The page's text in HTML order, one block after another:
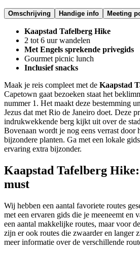
Omschrijving Handige info Meeting
Kaapstad Tafelberg Hike
2 tot 6 uur wandelen
Met Engels sprekende privegids
Gourmet picnic lunch
Inclusief snacks
Maak je reis compleet met de Kaapstad
Capetown gaat bezoeken staat het
nummer 1. Het maakt deze bestemming
Jezus dat met Rio de Janeiro doet. Deze
indrukwekkende berg kijkt uit over de
Bovenaan wordt je nog eens verrast door
bijzondere planten. Ga met een lokale
ervaring extra bijzonder.
Kaapstad Tafelberg Hike:
must
Wij hebben een aantal favoriete routes
met een ervaren gids die je meeneemt en
een aantal makkelijke routes, maar voor
zijn er ook routes die zwaarder en langer
meer informatie over de verschillende